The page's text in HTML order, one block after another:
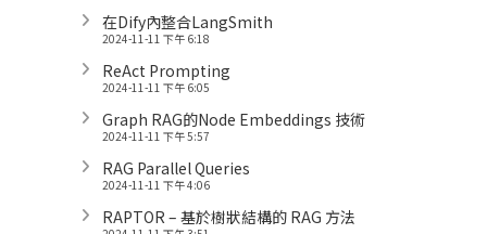
在Dify內整合LangSmith
2024-11-11 下午 6:18
ReAct Prompting
2024-11-11 下午 6:05
Graph RAG的Node Embeddings 技術
2024-11-11 下午 5:57
RAG Parallel Queries
2024-11-11 下午 4:06
RAPTOR – 基於樹狀結構的 RAG 方法